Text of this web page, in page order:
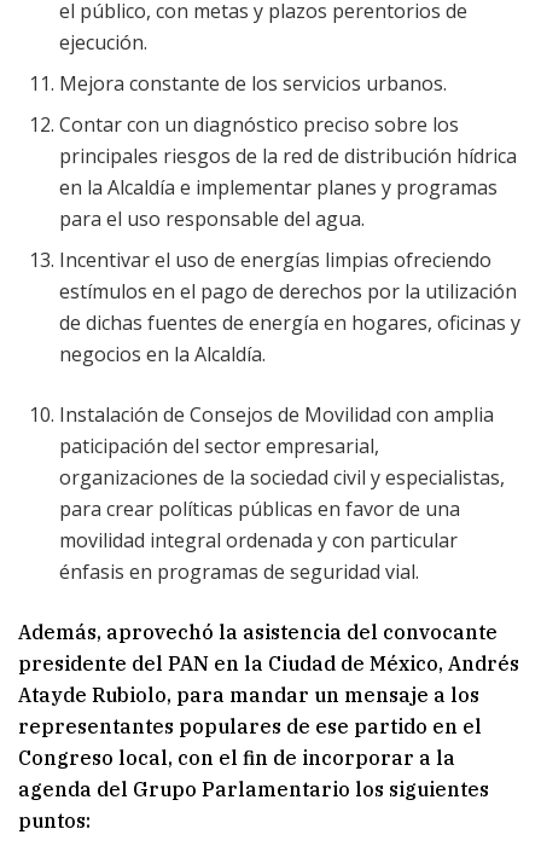
el público, con metas y plazos perentorios de
ejecución.
Mejora constante de los servicios urbanos.
Contar con un diagnóstico preciso sobre los
principales riesgos de la red de distribución hídrica
en la Alcaldía e implementar planes y programas
para el uso responsable del agua.
Incentivar el uso de energías limpias ofreciendo
estímulos en el pago de derechos por la utilización
de dichas fuentes de energía en hogares, oficinas y
negocios en la Alcaldía.
Instalación de Consejos de Movilidad con amplia
paticipación del sector empresarial,
organizaciones de la sociedad civil y especialistas,
para crear políticas públicas en favor de una
movilidad integral ordenada y con particular
énfasis en programas de seguridad vial.
Además, aprovechó la asistencia del convocante
presidente del PAN en la Ciudad de México, Andrés
Atayde Rubiolo, para mandar un mensaje a los
representantes populares de ese partido en el
Congreso local, con el fin de incorporar a la
agenda del Grupo Parlamentario los siguientes
puntos: